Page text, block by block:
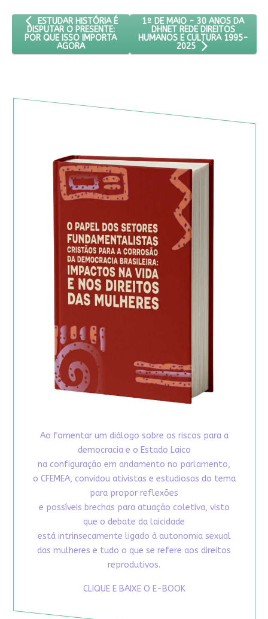
ARTIGO ANTERIOR: ESTUDAR HISTÓRIA É DISPUTAR O
ESTUDAR HISTÓRIA É
DISPUTAR O PRESENTE:
POR QUE ISSO IMPORTA
AGORA
PRÓXIMO ARTIGO: 1º DE MAIO
1º DE MAIO - 30 ANOS DA
DHNET REDE DIREITOS
HUMANOS E CULTURA 1995-
2025
Ao fomentar um diálogo sobre os riscos para a
democracia e o Estado Laico
na configuração em andamento no parlamento,
o CFEMEA, convidou ativistas e estudiosas do tema
para propor reflexões
e possíveis brechas para atuação coletiva, visto
que o debate da laicidade
está intrinsecamente ligado à autonomia sexual
das mulheres e tudo o que se refere aos direitos
reprodutivos.
CLIQUE E BAIXE O E-BOOK